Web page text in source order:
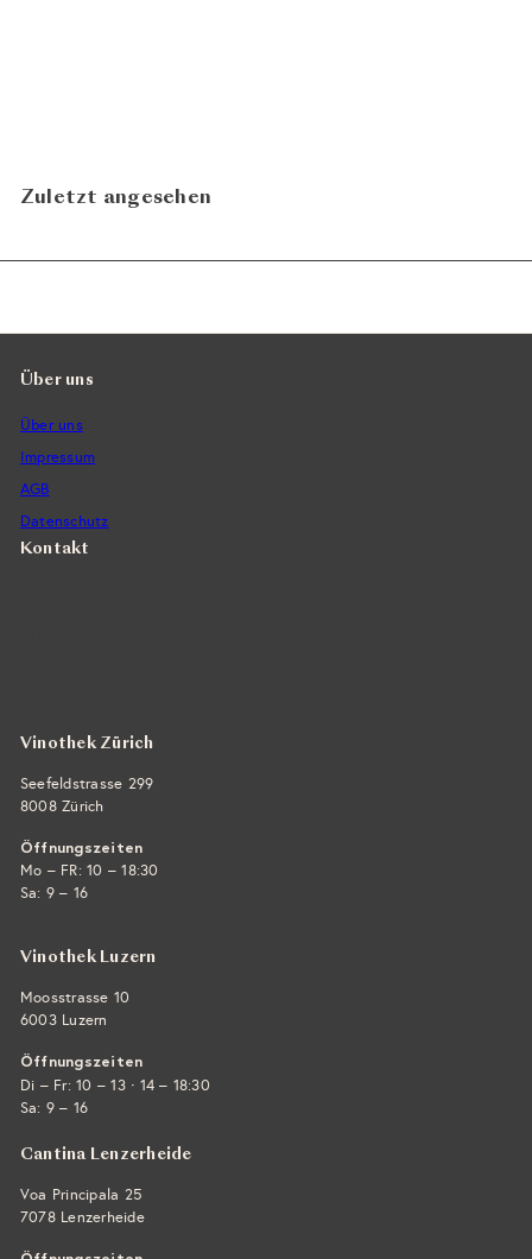
Zuletzt angesehen
Über uns
Über uns
Impressum
AGB
Datenschutz
Kontakt
Vinothek Zürich
Seefeldstrasse 299
8008 Zürich
Öffnungszeiten
Mo – FR: 10 – 18:30
Sa: 9 – 16
Vinothek Luzern
Moosstrasse 10
6003 Luzern
Öffnungszeiten
Di – Fr: 10 – 13 · 14 – 18:30
Sa: 9 – 16
Cantina Lenzerheide
Voa Principala 25
7078 Lenzerheide